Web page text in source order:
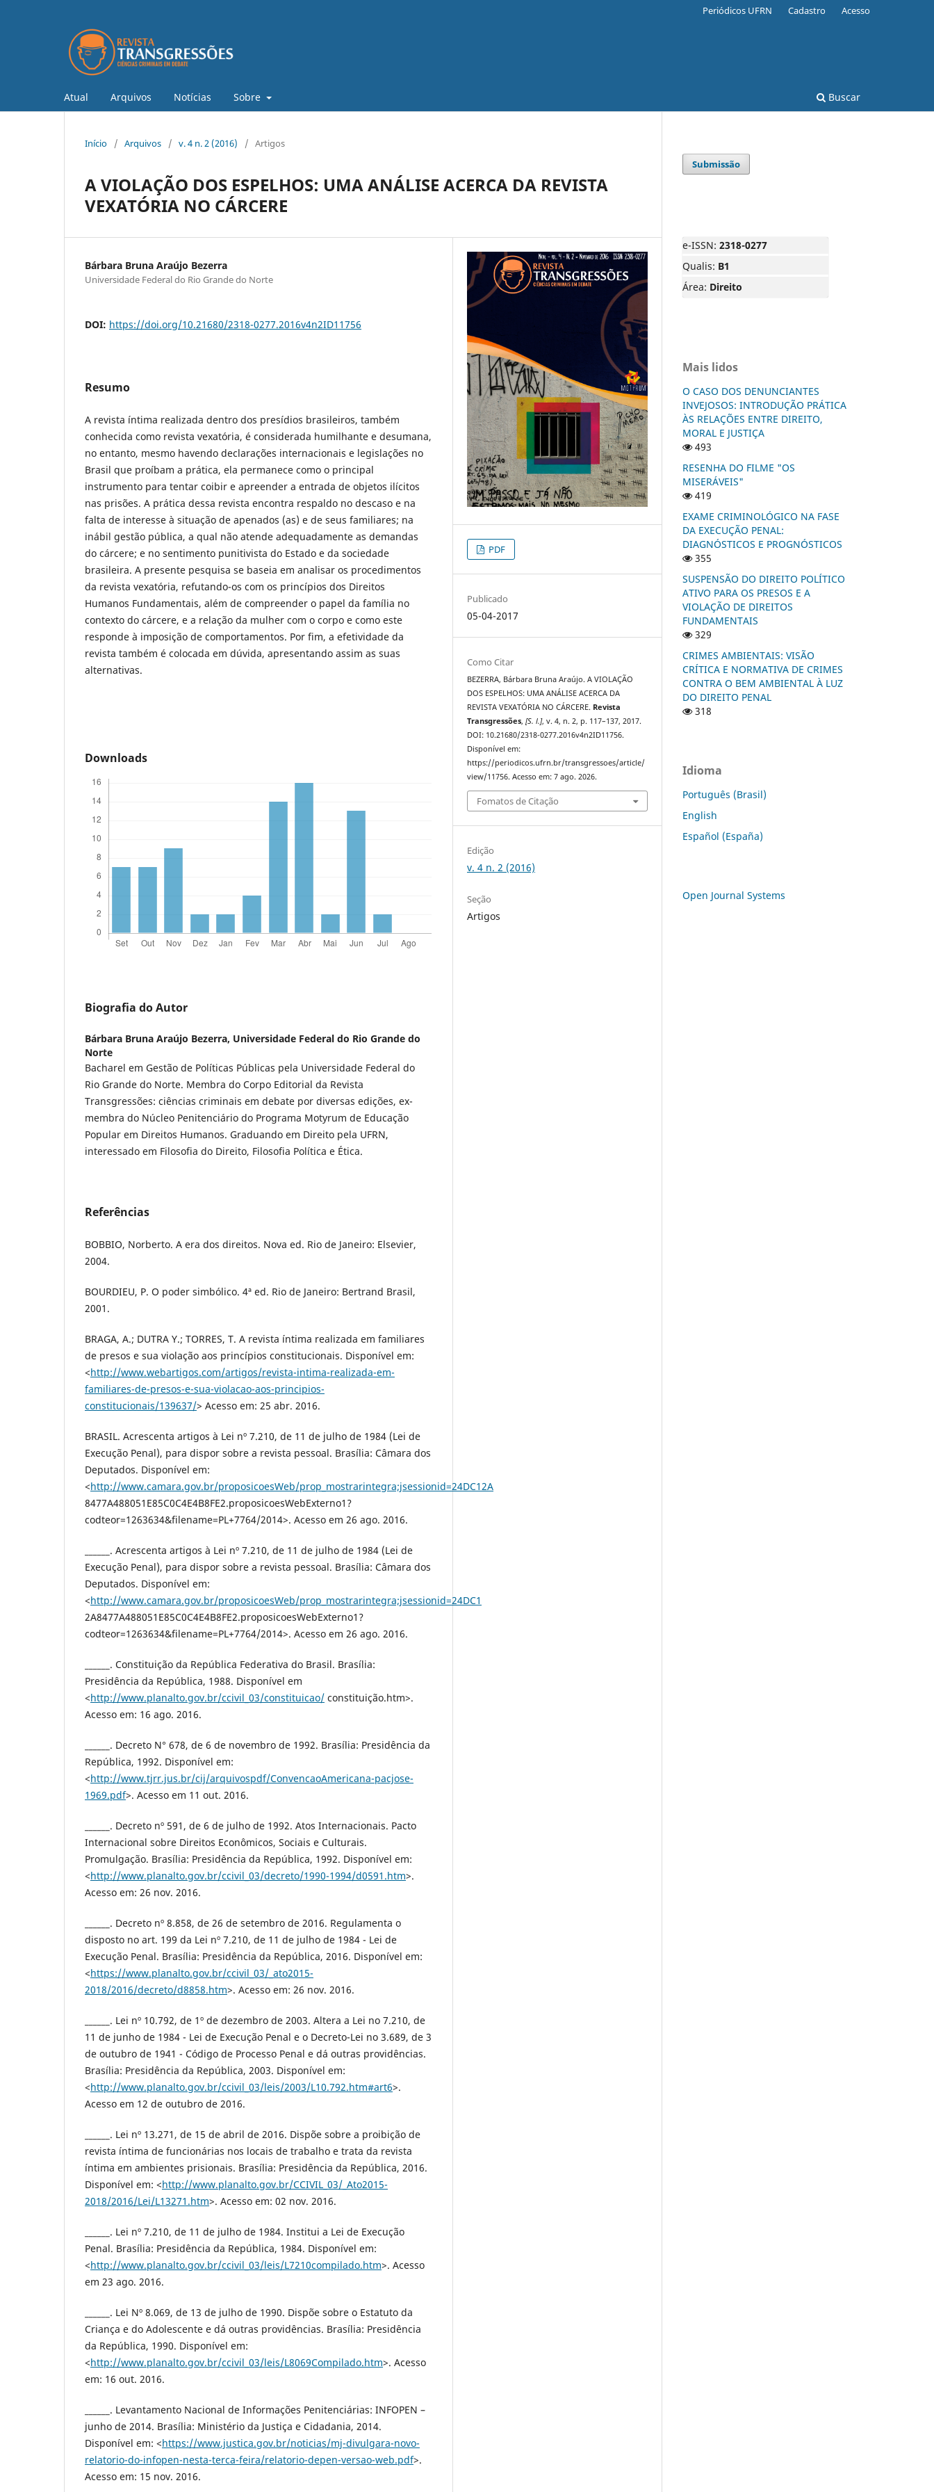
Atual Arquivos Notícias Sobre Buscar
Periódicos UFRN Cadastro Acesso
Início / Arquivos / v. 4 n. 2 (2016) / Artigos
A VIOLAÇÃO DOS ESPELHOS: UMA ANÁLISE ACERCA DA REVISTA
VEXATÓRIA NO CÁRCERE
Bárbara Bruna Araújo Bezerra
Universidade Federal do Rio Grande do Norte
DOI: https://doi.org/10.21680/2318-0277.2016v4n2ID11756
Resumo
A revista íntima realizada dentro dos presídios brasileiros, também
conhecida como revista vexatória, é considerada humilhante e desumana,
no entanto, mesmo havendo declarações internacionais e legislações no
Brasil que proíbam a prática, ela permanece como o principal
instrumento para tentar coibir e apreender a entrada de objetos ilícitos
nas prisões. A prática dessa revista encontra respaldo no descaso e na
falta de interesse à situação de apenados (as) e de seus familiares; na
inábil gestão pública, a qual não atende adequadamente as demandas
do cárcere; e no sentimento punitivista do Estado e da sociedade
brasileira. A presente pesquisa se baseia em analisar os procedimentos
da revista vexatória, refutando-os com os princípios dos Direitos
Humanos Fundamentais, além de compreender o papel da família no
contexto do cárcere, e a relação da mulher com o corpo e como este
responde à imposição de comportamentos. Por fim, a efetividade da
revista também é colocada em dúvida, apresentando assim as suas
alternativas.
Downloads
Biografia do Autor
Bárbara Bruna Araújo Bezerra, Universidade Federal do Rio Grande do
Norte
Bacharel em Gestão de Políticas Públicas pela Universidade Federal do
Rio Grande do Norte. Membra do Corpo Editorial da Revista
Transgressões: ciências criminais em debate por diversas edições, ex-
membra do Núcleo Penitenciário do Programa Motyrum de Educação
Popular em Direitos Humanos. Graduando em Direito pela UFRN,
interessado em Filosofia do Direito, Filosofia Política e Ética.
Referências
BOBBIO, Norberto. A era dos direitos. Nova ed. Rio de Janeiro: Elsevier,
2004.
BOURDIEU, P. O poder simbólico. 4ª ed. Rio de Janeiro: Bertrand Brasil,
2001.
BRAGA, A.; DUTRA Y.; TORRES, T. A revista íntima realizada em familiares
de presos e sua violação aos princípios constitucionais. Disponível em:
<http://www.webartigos.com/artigos/revista-intima-realizada-em-
familiares-de-presos-e-sua-violacao-aos-principios-
constitucionais/139637/> Acesso em: 25 abr. 2016.
BRASIL. Acrescenta artigos à Lei nº 7.210, de 11 de julho de 1984 (Lei de
Execução Penal), para dispor sobre a revista pessoal. Brasília: Câmara dos
Deputados. Disponível em:
<http://www.camara.gov.br/proposicoesWeb/prop_mostrarintegra;jsessionid=24DC12A
8477A488051E85C0C4E4B8FE2.proposicoesWebExterno1?
codteor=1263634&filename=PL+7764/2014>. Acesso em 26 ago. 2016.
______. Acrescenta artigos à Lei nº 7.210, de 11 de julho de 1984 (Lei de
Execução Penal), para dispor sobre a revista pessoal. Brasília: Câmara dos
Deputados. Disponível em:
<http://www.camara.gov.br/proposicoesWeb/prop_mostrarintegra;jsessionid=24DC1
2A8477A488051E85C0C4E4B8FE2.proposicoesWebExterno1?
codteor=1263634&filename=PL+7764/2014>. Acesso em 26 ago. 2016.
______. Constituição da República Federativa do Brasil. Brasília:
Presidência da República, 1988. Disponível em
<http://www.planalto.gov.br/ccivil_03/constituicao/ constituição.htm>.
Acesso em: 16 ago. 2016.
______. Decreto N° 678, de 6 de novembro de 1992. Brasília: Presidência da
República, 1992. Disponível em:
<http://www.tjrr.jus.br/cij/arquivospdf/ConvencaoAmericana-pacjose-
1969.pdf>. Acesso em 11 out. 2016.
______. Decreto nº 591, de 6 de julho de 1992. Atos Internacionais. Pacto
Internacional sobre Direitos Econômicos, Sociais e Culturais.
Promulgação. Brasília: Presidência da República, 1992. Disponível em:
<http://www.planalto.gov.br/ccivil_03/decreto/1990-1994/d0591.htm>.
Acesso em: 26 nov. 2016.
______. Decreto nº 8.858, de 26 de setembro de 2016. Regulamenta o
disposto no art. 199 da Lei nº 7.210, de 11 de julho de 1984 - Lei de
Execução Penal. Brasília: Presidência da República, 2016. Disponível em:
<https://www.planalto.gov.br/ccivil_03/_ato2015-
2018/2016/decreto/d8858.htm>. Acesso em: 26 nov. 2016.
______. Lei nº 10.792, de 1º de dezembro de 2003. Altera a Lei no 7.210, de
11 de junho de 1984 - Lei de Execução Penal e o Decreto-Lei no 3.689, de 3
de outubro de 1941 - Código de Processo Penal e dá outras providências.
Brasília: Presidência da República, 2003. Disponível em:
<http://www.planalto.gov.br/ccivil_03/leis/2003/L10.792.htm#art6>.
Acesso em 12 de outubro de 2016.
______. Lei nº 13.271, de 15 de abril de 2016. Dispõe sobre a proibição de
revista íntima de funcionárias nos locais de trabalho e trata da revista
íntima em ambientes prisionais. Brasília: Presidência da República, 2016.
Disponível em: <http://www.planalto.gov.br/CCIVIL_03/_Ato2015-
2018/2016/Lei/L13271.htm>. Acesso em: 02 nov. 2016.
______. Lei nº 7.210, de 11 de julho de 1984. Institui a Lei de Execução
Penal. Brasília: Presidência da República, 1984. Disponível em:
<http://www.planalto.gov.br/ccivil_03/leis/L7210compilado.htm>. Acesso
em 23 ago. 2016.
______. Lei Nº 8.069, de 13 de julho de 1990. Dispõe sobre o Estatuto da
Criança e do Adolescente e dá outras providências. Brasília: Presidência
da República, 1990. Disponível em:
<http://www.planalto.gov.br/ccivil_03/leis/L8069Compilado.htm>. Acesso
em: 16 out. 2016.
______. Levantamento Nacional de Informações Penitenciárias: INFOPEN –
junho de 2014. Brasília: Ministério da Justiça e Cidadania, 2014.
Disponível em: <https://www.justica.gov.br/noticias/mj-divulgara-novo-
relatorio-do-infopen-nesta-terca-feira/relatorio-depen-versao-web.pdf>.
Acesso em: 15 nov. 2016.
PDF
Publicado
05-04-2017
Como Citar
BEZERRA, Bárbara Bruna Araújo. A VIOLAÇÃO
DOS ESPELHOS: UMA ANÁLISE ACERCA DA
REVISTA VEXATÓRIA NO CÁRCERE. Revista
Transgressões,[S. l.], v. 4, n. 2, p. 117–137, 2017.
DOI: 10.21680/2318-0277.2016v4n2ID11756.
Disponível em:
https://periodicos.ufrn.br/transgressoes/article/
view/11756. Acesso em: 7 ago. 2026.
Fomatos de Citação
Edição
v. 4 n. 2 (2016)
Seção
Artigos
Submissão
e-ISSN: 2318-0277
Qualis: B1
Área: Direito
Mais lidos
O CASO DOS DENUNCIANTES
INVEJOSOS: INTRODUÇÃO PRÁTICA
ÀS RELAÇÕES ENTRE DIREITO,
MORAL E JUSTIÇA
493
RESENHA DO FILME "OS
MISERÁVEIS"
419
EXAME CRIMINOLÓGICO NA FASE
DA EXECUÇÃO PENAL:
DIAGNÓSTICOS E PROGNÓSTICOS
355
SUSPENSÃO DO DIREITO POLÍTICO
ATIVO PARA OS PRESOS E A
VIOLAÇÃO DE DIREITOS
FUNDAMENTAIS
329
CRIMES AMBIENTAIS: VISÃO
CRÍTICA E NORMATIVA DE CRIMES
CONTRA O BEM AMBIENTAL À LUZ
DO DIREITO PENAL
318
Idioma
Português (Brasil)
English
Español (España)
Open Journal Systems